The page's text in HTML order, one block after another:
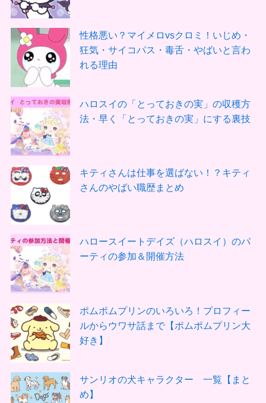
性格悪い？マイメロvsクロミ！いじめ・
狂気・サイコパス・毒舌・やばいと言わ
れる理由
ハロスイの「とっておきの実」の収穫方
法・早く「とっておきの実」にする裏技
キティさんは仕事を選ばない！？キティ
さんのやばい職歴まとめ
ハロースイートデイズ（ハロスイ）のパ
ーティの参加＆開催方法
ポムポムプリンのいろいろ！プロフィー
ルからウワサ話まで【ポムポムプリン大
好き】
サンリオの犬キャラクター 一覧【まと
め】